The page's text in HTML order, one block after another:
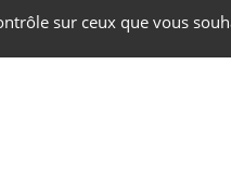
sur ceux que vous